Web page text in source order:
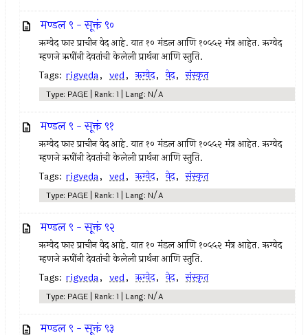
मण्डल ९ - सूक्तं ९०
ऋग्वेद फार प्राचीन वेद आहे. यात १० मंडल आणि १०५५२ मंत्र आहेत. ऋग्वेद
म्हणजे ऋषींनी देवतांची केलेली प्रार्थना आणि स्तुति.
Tags: rigveda, ved, ऋग्वेद, वेद, संस्कृत
Type: PAGE | Rank: 1 | Lang: N/A
मण्डल ९ - सूक्तं ९१
ऋग्वेद फार प्राचीन वेद आहे. यात १० मंडल आणि १०५५२ मंत्र आहेत. ऋग्वेद
म्हणजे ऋषींनी देवतांची केलेली प्रार्थना आणि स्तुति.
Tags: rigveda, ved, ऋग्वेद, वेद, संस्कृत
Type: PAGE | Rank: 1 | Lang: N/A
मण्डल ९ - सूक्तं ९२
ऋग्वेद फार प्राचीन वेद आहे. यात १० मंडल आणि १०५५२ मंत्र आहेत. ऋग्वेद
म्हणजे ऋषींनी देवतांची केलेली प्रार्थना आणि स्तुति.
Tags: rigveda, ved, ऋग्वेद, वेद, संस्कृत
Type: PAGE | Rank: 1 | Lang: N/A
मण्डल ९ - सूक्तं ९३